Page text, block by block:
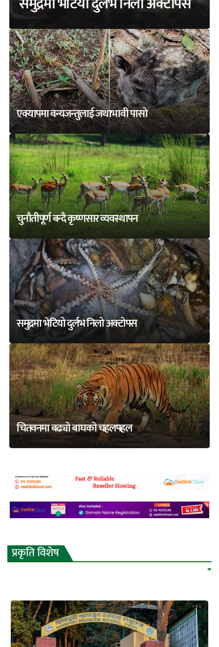
एक्यापमा वन्यजन्तुलाई जथाभावी पासो
चुनौतीपूर्ण बन्दै कृष्णसार व्यवस्थापन
समुद्रमा भेटियो दुर्लभ निलो अक्टोपस
चितवनमा बढ्यो बाघको चहलपहल